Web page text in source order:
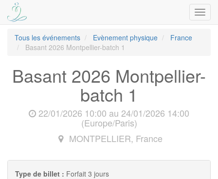
la
Tous les événements Evènement physique
France
Basant 2026 Montpellier-batch 1
Basant 2026 Montpellier-
batch 1
22/01/2026 10:00 au 24/01/2026 14:00
(Europe/Paris)
MONTPELLIER, France
Type de billet : Forfait 3 jours